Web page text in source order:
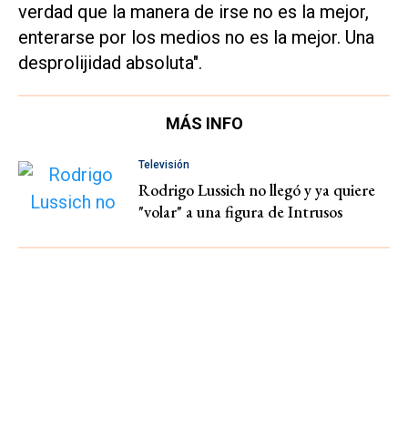
verdad que la manera de irse no es la mejor,
enterarse por los medios no es la mejor. Una
desprolijidad absoluta".
MÁS INFO
Televisión
Rodrigo Lussich no llegó y ya quiere
"volar" a una figura de Intrusos